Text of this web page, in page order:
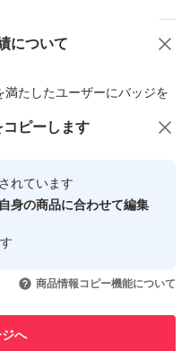
について
たしたユーザーにバッジを
・安全なユーザーです
を完了させた実績があります
の取引実績があります
商品への質問
コピーします
されています
身の商品に合わせて編集
商品情報コピー機能について
へ